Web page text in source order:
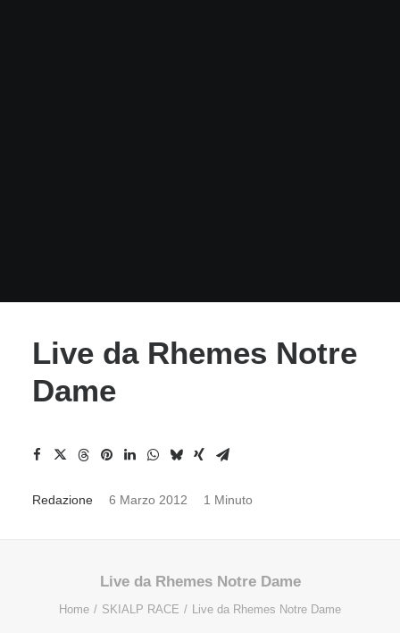
Live da Rhemes Notre
Dame
Redazione 6 Marzo 2012 1 Minuto
Live da Rhemes Notre Dame
Home SKIALP RACE Live da Rhemes Notre Dame